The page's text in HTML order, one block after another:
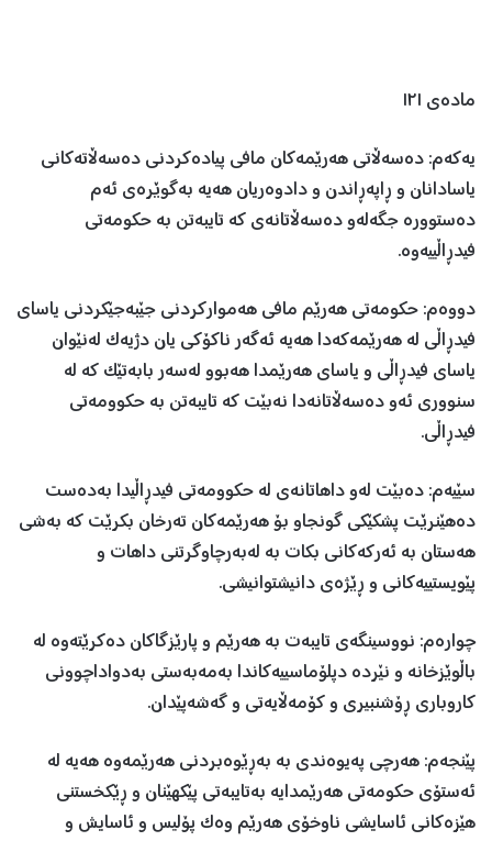
مادەی ١٢١
یەکەم: دەسەڵاتی هەرێمەکان مافی پیادەکردنی دەسەڵاتەکانی
یاسادانان و ڕاپەڕاندن و دادوەریان هەیە بەگوێرەی ئەم
دەستوورە جگەلەو دەسەڵاتانەی کە تایبەتن بە حکومەتی
فیدڕاڵییەوە.
دووەم: حکومەتی هەرێم مافی هەموارکردنی جێبەجێکردنی یاسای
فیدڕاڵی لە هەرێمەکەدا هەیە ئەگەر ناکۆکی یان دژیەک لەنێوان
یاسای فیدڕاڵی و یاسای هەرێمدا هەبوو لەسەر بابەتێک کە لە
سنووری ئەو دەسەڵاتانەدا نەبێت کە تایبەتن بە حکوومەتی
فیدڕاڵی.
سێیەم: دەبێت لەو داهاتانەی لە حکوومەتی فیدڕاڵیدا بەدەست
دەهێنرێت پشکێکی گونجاو بۆ هەرێمەکان تەرخان بکرێت کە بەشی
هەستان بە ئەرکەکانی بکات بە لەبەرچاوگرتنی داهات و
پێویستییەکانی و ڕێژەی دانیشتوانیشی.
چوارەم: نووسینگەی تایبەت بە هەرێم و پارێزگاکان دەکرێتەوە لە
باڵوێزخانە و نێردە دپلۆماسییەکاندا بەمەبەستی بەدواداچوونی
کاروباری ڕۆشنبیری و کۆمەڵایەتی و گەشەپێدان.
پێنجەم: هەرچی پەیوەندی بە بەڕێوەبردنی هەرێمەوە هەیە لە
ئەستۆی حکومەتی هەرێمدایە بەتایبەتی پێکهێنان و ڕێکخستنی
هێزەکانی ئاسایشی ناوخۆی هەرێم وەک پۆلیس و ئاسایش و